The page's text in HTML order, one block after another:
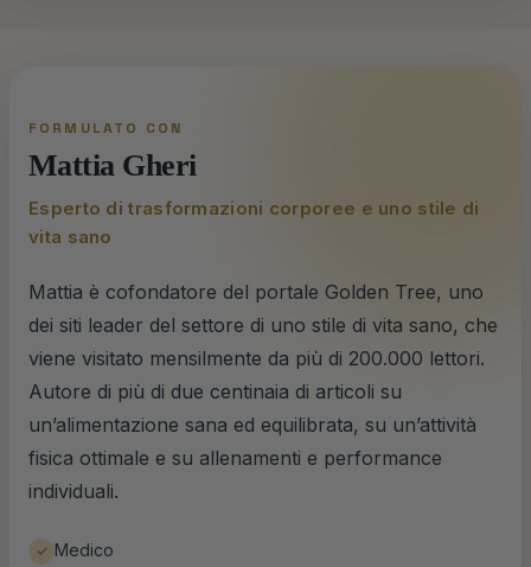
FORMULATO CON
Mattia Gheri
Esperto di trasformazioni corporee e uno stile di
vita sano
Mattia è cofondatore del portale Golden Tree, uno
dei siti leader del settore di uno stile di vita sano, che
viene visitato mensilmente da più di 200.000 lettori.
Autore di più di due centinaia di articoli su
un’alimentazione sana ed equilibrata, su un’attività
fisica ottimale e su allenamenti e performance
individuali.
✓ Medico